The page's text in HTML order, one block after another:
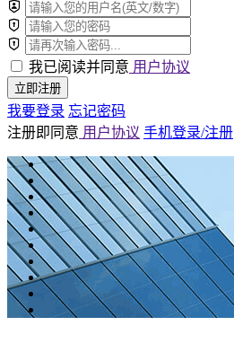
我已阅读并同意 用户协议
立即注册
我要登录 忘记密码
注册即同意 用户协议 手机登录/注册